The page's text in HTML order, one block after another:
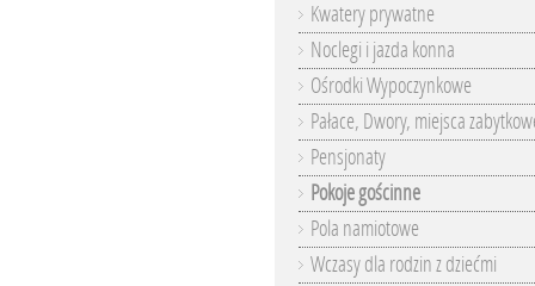
Kwatery prywatne
Noclegi i jazda konna
Ośrodki Wypoczynkowe
Pałace, Dwory, miejsca
Pensjonaty
Pokoje gościnne
Pola namiotowe
Wczasy dla rodzin z dziećmi